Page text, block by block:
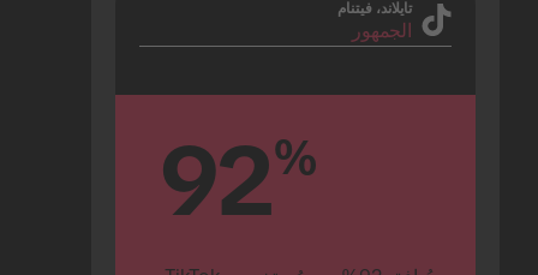
تايلاند، فيتنام
الجمهور
92%